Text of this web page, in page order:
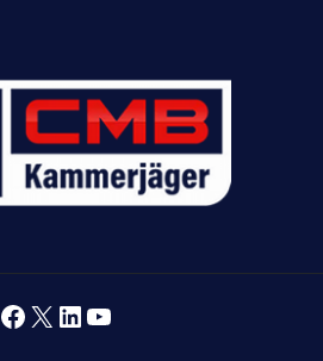
Facebook
X LinkedIn
YouTube